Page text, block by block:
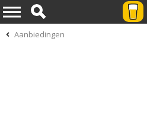
Aanbiedingen